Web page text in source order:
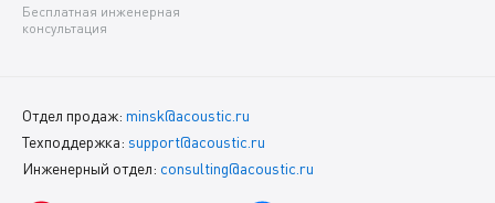
Бесплатная инженерная
консультация
Отдел продаж: minsk@acoustic.ru
Техподдержка: support@acoustic.ru
Инженерный отдел: consulting@acoustic.ru